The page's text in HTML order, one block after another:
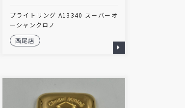
ブライトリング A13340 スーパーオ
ーシャンクロノ
西尾店